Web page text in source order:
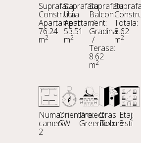
Suprafata
Construita
Apartament:
76.24
m2
Suprafata
Utila
Apartament:
53.51
m2
Suprafata
Balcon
/
Gradina
/
Terasa:
8.62
m2
Totala:
8.62
m2
Numar
camere:
2
Orientare:
SW
Proiect:
Greenfield
Oras:
Bucuresti
Etaj:
8